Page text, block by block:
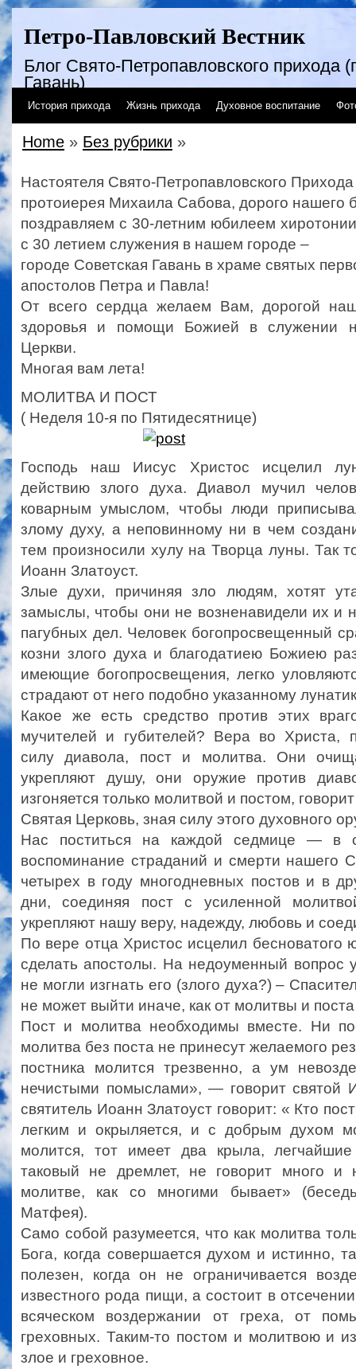
Петро-Павловский Вестник
Блог Свято-Петропавловского прихода
Гавань)
История прихода Жизнь прихода Духовное воспитание
Home » Без рубрики »
Настоятеля Свято-Петропавловского Прихода
протоиерея Михаила Сабова, дорого нашего
поздравляем с 30-летним юбилеем
с 30 летием служения в нашем городе –
городе Советская Гавань в храме святых
апостолов Петра и Павла!
От всего сердца желаем Вам, дорогой
здоровья и помощи Божией в служении
Церкви.
Многая вам лета!
МОЛИТВА И ПОСТ
( Неделя 10-я по Пятидесятнице)
Господь наш Иисус Христос исцелил
действию злого духа. Диавол мучил
коварным умыслом, чтобы люди
злому духу, а неповинному ни в чем
тем произносили хулу на Творца луны. Так
Иоанн Златоуст.
Злые духи, причиняя зло людям, хотят
замыслы, чтобы они не возненавидели их и
пагубных дел. Человек богопросвещенный
козни злого духа и благодатиею Божиею
имеющие богопросвещения, легко
страдают от него подобно указанному
Какое же есть средство против этих
мучителей и губителей? Вера во Христа,
силу диавола, пост и молитва. Они
укрепляют душу, они оружие против
изгоняется только молитвой и постом,
Святая Церковь, зная силу этого духовного
Нас поститься на каждой седмице — в
воспоминание страданий и смерти нашего
четырех в году многодневных постов и в
дни, соединяя пост с усиленной
укрепляют нашу веру, надежду, любовь и
По вере отца Христос исцелил бесноватого
сделать апостолы. На недоуменный вопрос
не могли изгнать его (злого духа?) –
не может выйти иначе, как от молитвы и
Пост и молитва необходимы вместе. Ни
молитва без поста не принесут желаемого
постника молится трезвенно, а ум
нечистыми помыслами», — говорит святой
святитель Иоанн Златоуст говорит: « Кто
легким и окрыляется, и с добрым духом
молится, тот имеет два крыла,
таковый не дремлет, не говорит много и
молитве, как со многими бывает»
Матфея).
Само собой разумеется, что как молитва
Бога, когда совершается духом и истинно,
полезен, когда он не ограничивается
известного рода пищи, а состоит в
всяческом воздержании от греха, от
греховных. Таким-то постом и молитвою и
злое и греховное.